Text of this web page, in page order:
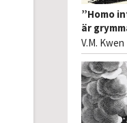
”Homo
är
V.M.